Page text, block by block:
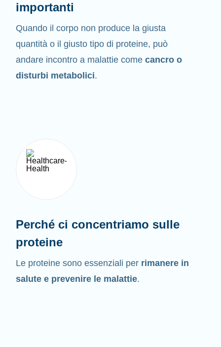
importanti
Quando il corpo non produce la giusta
quantità o il giusto tipo di proteine, può
andare incontro a malattie come cancro o
disturbi metabolici.
Perché ci concentriamo sulle
proteine
Le proteine sono essenziali per rimanere in
salute e prevenire le malattie.